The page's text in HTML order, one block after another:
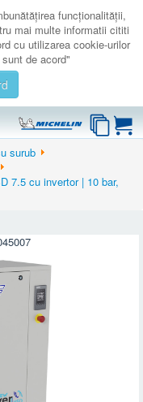
funcţionalităţii,
mai multe informatii cititi
cu utilizarea cookie-urilor
de acord"
surub
7.5 cu invertor | 10 bar,